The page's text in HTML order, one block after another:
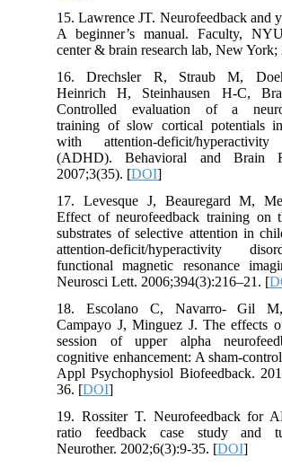
15. Lawrence JT. Neurofeedback and
A beginner’s manual. Faculty,
center & brain research lab, New
16. Drechsler R, Straub M,
Heinrich H, Steinhausen H-C,
Controlled evaluation of a
training of slow cortical potentials
with attention-deficit/
(ADHD). Behavioral and Brain
2007;3(35). [DOI
17. Levesque J, Beauregard M,
Effect of neurofeedback training on
substrates of selective attention in
attention-deficit/hyperactivity
functional magnetic resonance
Neurosci Lett. 2006;394(3):216–21. [
18. Escolano C, Navarro- Gil
Campayo J, Minguez J. The effects
session of upper alpha
cognitive enhancement: A sham-
Appl Psychophysiol Biofeedback.
36. [DOI
19. Rossiter T. Neurofeedback for
ratio feedback case study and
Neurother. 2002;6(3):9-35. [DOI